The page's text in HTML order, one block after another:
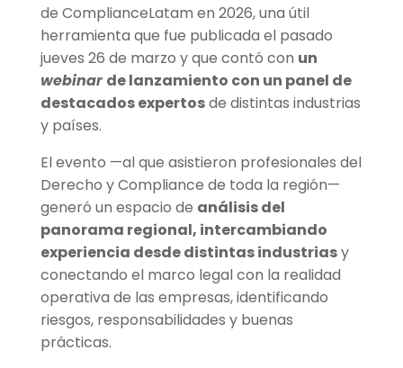
de ComplianceLatam en 2026, una útil
herramienta que fue publicada el pasado
jueves 26 de marzo y que contó con un
webinarde lanzamiento con un panel de
destacados expertosde distintas industrias
y países.
El evento —al que asistieron profesionales del
Derecho y Compliance de toda la región—
generó un espacio de análisis del
panorama regional, intercambiando
experiencia desde distintas industriasy
conectando el marco legal con la realidad
operativa de las empresas, identificando
riesgos, responsabilidades y buenas
prácticas.